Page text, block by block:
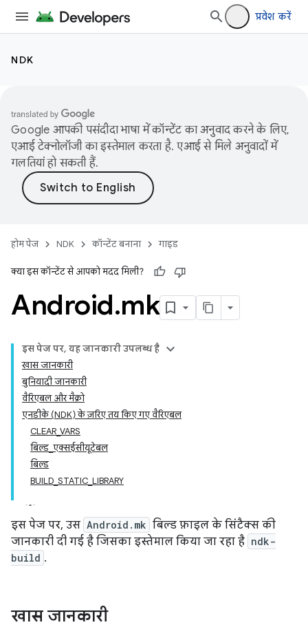
प्रवेश करें
NDK
Google आपकी पसंदीदा भाषा में कॉन्टेंट का अनुवाद करने के लिए,
एआई टेक्नोलॉजी का इस्तेमाल करता है. एआई से मिले अनुवादों में
गलतियां हो सकती हैं.
होम पेज NDK कॉन्टेंट बनाना गाइड
क्या इस कॉन्टेंट से आपको मदद मिली?
Android.mk
इस पेज पर, यह जानकारी उपलब्ध है
खास जानकारी
बुनियादी जानकारी
वैरिएबल और मैक्रो
एनडीके (NDK) के ज़रिए तय किए गए वैरिएबल
CLEAR_VARS
बिल्ड_एक्सईसीयूटेबल
बिल्ड
BUILD_STATIC_LIBRARY
इस पेज पर, उस Android.mk बिल्ड फ़ाइल के सिंटैक्स की
जानकारी दी गई है जिसका इस्तेमाल किया जा रहा है ndk-
build .
खास जानकारी